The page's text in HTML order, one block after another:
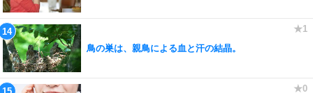
鳥の巣は、親鳥による血と汗の結晶。